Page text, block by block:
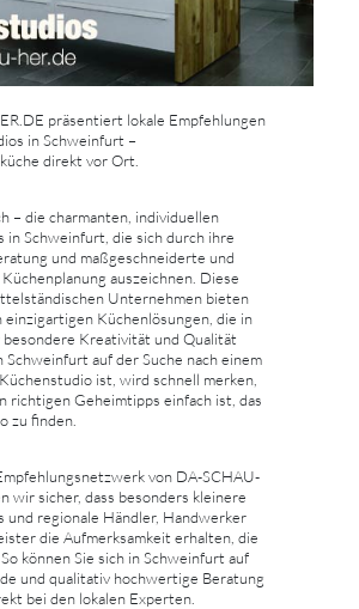
präsentiert lokale Empfehlungen
in Schweinfurt –
direkt vor Ort.
– die charmanten, individuellen
in Schweinfurt, die sich durch ihre
und maßgeschneiderte und
auszeichnen. Diese
Unternehmen bieten
einzigartigen Küchenlösungen, die in
Kreativität und Qualität
Schweinfurt auf der Suche nach einem
ist, wird schnell merken,
richtigen Geheimtipps einfach ist, das
zu finden.
von DA-SCHAU-
wir sicher, dass besonders kleinere
und regionale Händler, Handwerker
die Aufmerksamkeit erhalten, die
können Sie sich in Schweinfurt auf
und qualitativ hochwertige Beratung
bei den lokalen Experten.